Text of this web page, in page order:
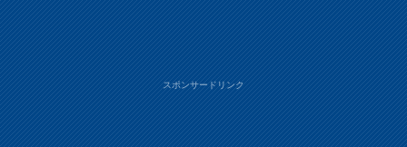
スポンサードリンク